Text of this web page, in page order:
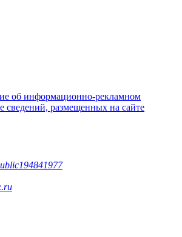
об информационно-рекламном
сведений, размещенных на сайте